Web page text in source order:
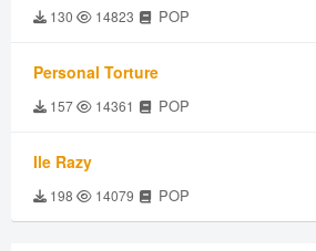
130 14823 POP
Personal Torture
157 14361 POP
Ile Razy
198 14079 POP